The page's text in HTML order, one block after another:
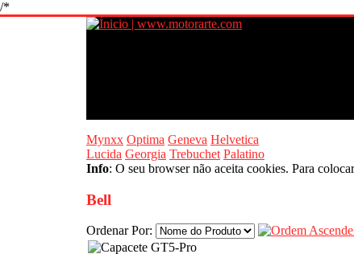
/*
Mynxx Optima Geneva Helvetica
Lucida Georgia Trebuchet Palatino
Info: O seu browser não aceita cookies. Para
Bell
Ordenar Por: